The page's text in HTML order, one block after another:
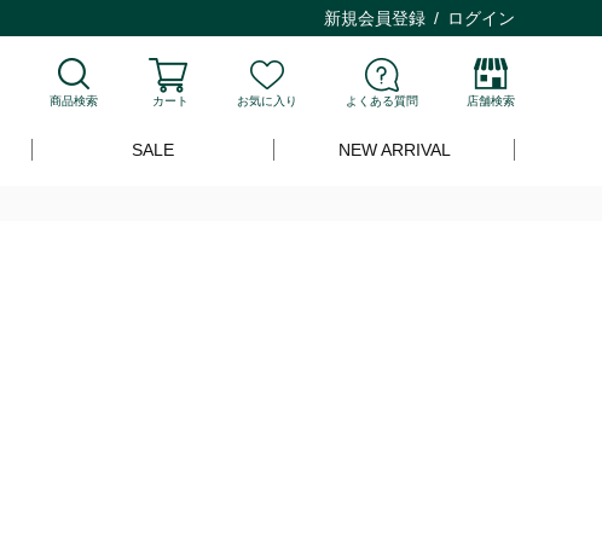
新規会員登録 ログイン
商品検索 カート お気に入り よくある質問 店舗検索
SALE NEW ARRIVAL